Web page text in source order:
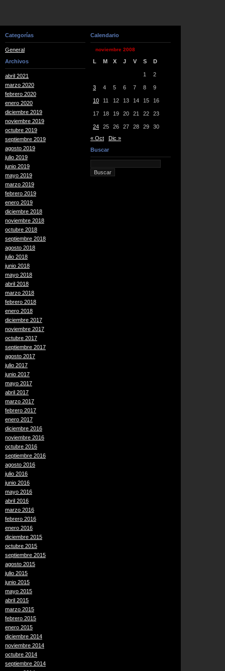
Categorías
General
Archivos
abril 2021
marzo 2020
febrero 2020
enero 2020
diciembre 2019
noviembre 2019
octubre 2019
septiembre 2019
agosto 2019
julio 2019
junio 2019
mayo 2019
marzo 2019
febrero 2019
enero 2019
diciembre 2018
noviembre 2018
octubre 2018
septiembre 2018
agosto 2018
julio 2018
junio 2018
mayo 2018
abril 2018
marzo 2018
febrero 2018
enero 2018
diciembre 2017
noviembre 2017
octubre 2017
septiembre 2017
agosto 2017
julio 2017
junio 2017
mayo 2017
abril 2017
marzo 2017
febrero 2017
enero 2017
diciembre 2016
noviembre 2016
octubre 2016
septiembre 2016
agosto 2016
julio 2016
junio 2016
mayo 2016
abril 2016
marzo 2016
febrero 2016
enero 2016
diciembre 2015
octubre 2015
septiembre 2015
agosto 2015
julio 2015
junio 2015
mayo 2015
abril 2015
marzo 2015
febrero 2015
enero 2015
diciembre 2014
noviembre 2014
octubre 2014
septiembre 2014
Calendario
noviembre 2008
L M X J V S D
1 2
3 4 5 6 7 8 9
10 11 12 13 14 15 16
17 18 19 20 21 22 23
24 25 26 27 28 29
30
« Oct
Dic »
Buscar